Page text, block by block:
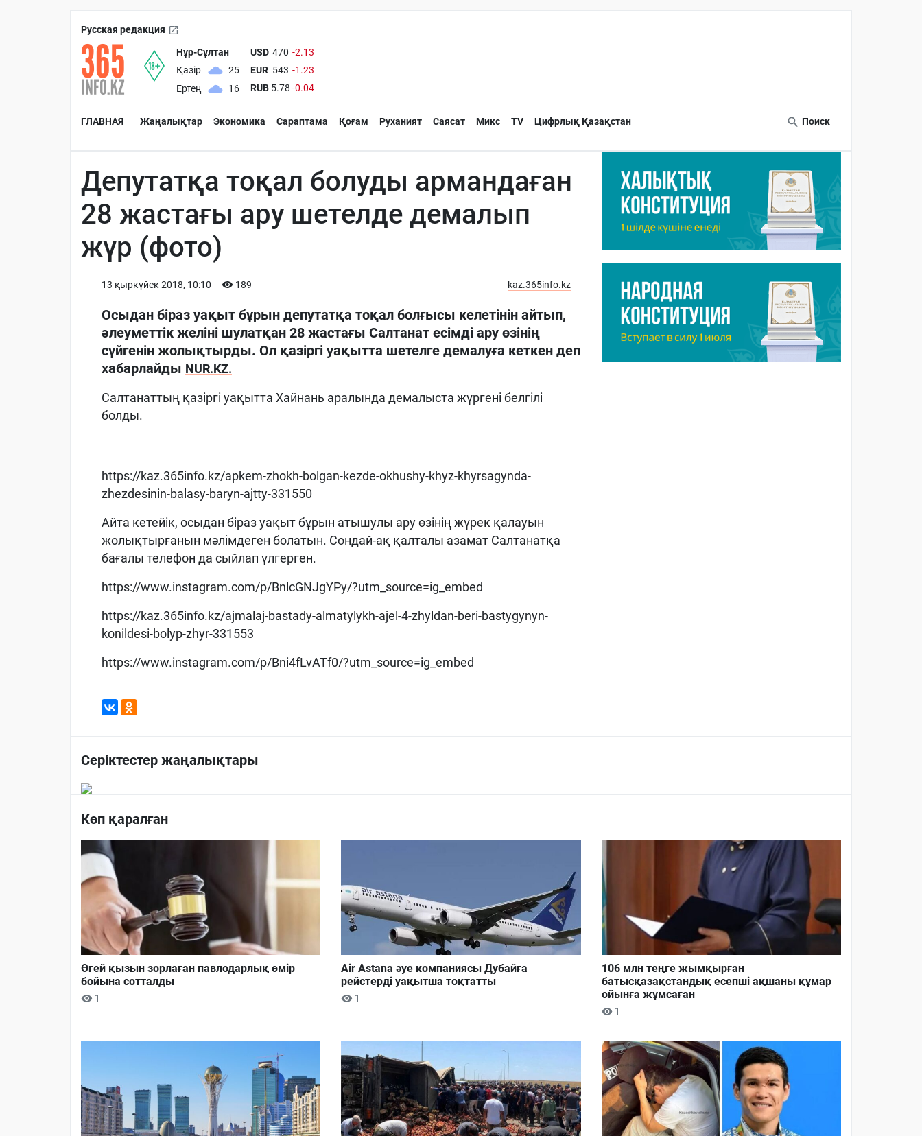
Русская редакция
Нұр-Сұлтан
Қазір
25
Ертең
16
USD 470 -2.13
EUR 543 -1.23
RUB 5.78 -0.04
ГЛАВНАЯ Жаңалықтар Экономика Сараптама Қоғам Руханият Саясат Микс TV Цифрлық Қазақстан Поиск
Депутатқа тоқал болуды армандаған
28 жастағы ару шетелде демалып
жүр (фото)
13 қыркүйек 2018, 10:10 189 kaz.365info.kz
Осыдан біраз уақыт бұрын депутатқа тоқал болғысы келетінін айтып,
әлеуметтік желіні шулатқан 28 жастағы Салтанат есімді ару өзінің
сүйгенін жолықтырды. Ол қазіргі уақытта шетелге демалуға кеткен деп
хабарлайды NUR.KZ.
Салтанаттың қазіргі уақытта Хайнань аралында демалыста жүргені белгілі
болды.
https://kaz.365info.kz/apkem-zhokh-bolgan-kezde-okhushy-khyz-khyrsagynda-
zhezdesinin-balasy-baryn-ajtty-331550
Айта кетейік, осыдан біраз уақыт бұрын атышулы ару өзінің жүрек қалауын
жолықтырғанын мәлімдеген болатын. Сондай-ақ қалталы азамат Салтанатқа
бағалы телефон да сыйлап үлгерген.
https://www.instagram.com/p/BnlcGNJgYPy/?utm_source=ig_embed
https://kaz.365info.kz/ajmalaj-bastady-almatylykh-ajel-4-zhyldan-beri-bastygynyn-
konildesi-bolyp-zhyr-331553
https://www.instagram.com/p/Bni4fLvATf0/?utm_source=ig_embed
Серіктестер жаңалықтары
Көп қаралған
Өгей қызын зорлаған павлодарлық өмір
бойына сотталды
1
Air Astana әуе компаниясы Дубайға
рейстерді уақытша тоқтатты
1
106 млн теңге жымқырған
батысқазақстандық есепші ақшаны құмар
ойынға жұмсаған
1